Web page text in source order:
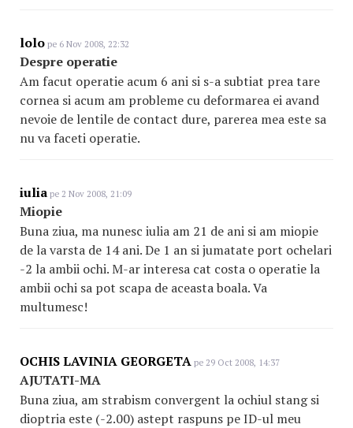
lolo pe 6 Nov 2008, 22:32
Despre operatie
Am facut operatie acum 6 ani si s-a subtiat prea tare
cornea si acum am probleme cu deformarea ei avand
nevoie de lentile de contact dure, parerea mea este sa
nu va faceti operatie.
iulia pe 2 Nov 2008, 21:09
Miopie
Buna ziua, ma nunesc iulia am 21 de ani si am miopie
de la varsta de 14 ani. De 1 an si jumatate port ochelari
-2 la ambii ochi. M-ar interesa cat costa o operatie la
ambii ochi sa pot scapa de aceasta boala. Va
multumesc!
OCHIS LAVINIA GEORGETA pe 29 Oct 2008, 14:37
AJUTATI-MA
Buna ziua, am strabism convergent la ochiul stang si
dioptria este (-2.00) astept raspuns pe ID-ul meu